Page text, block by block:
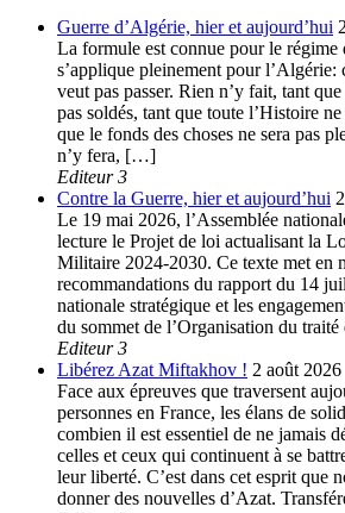
Guerre d’Algérie, hier et aujourd’hui
La formule est connue pour le régime
s’applique pleinement pour l’Algérie:
veut pas passer. Rien n’y fait, tant
pas soldés, tant que toute l’Histoire
que le fonds des choses ne sera pas
n’y fera, […]
Editeur 3
Contre la Guerre, hier et aujourd’hui
Le 19 mai 2026, l’Assemblée
lecture le Projet de loi actualisant la
Militaire 2024-2030. Ce texte met en
recommandations du rapport du 14
nationale stratégique et les
du sommet de l’Organisation du
Editeur 3
Libérez Azat Miftakhov ! 2 août 2026
Face aux épreuves que traversent
personnes en France, les élans de
combien il est essentiel de ne jamais
celles et ceux qui continuent à se
leur liberté. C’est dans cet esprit que
donner des nouvelles d’Azat.